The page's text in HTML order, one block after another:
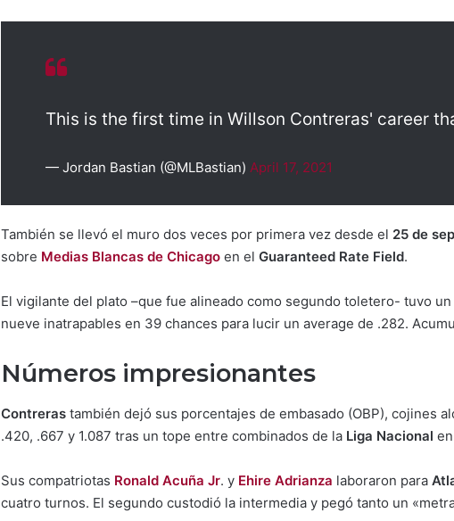
This is the first time in Willson Contreras' career
— Jordan Bastian (@MLBastian) April 17, 2021
También se llevó el muro dos veces por primera vez desde el 25 de
sobre Medias Blancas de Chicago en el Guaranteed Rate Field.
El vigilante del plato –que fue alineado como segundo toletero- tuvo
nueve inatrapables en 39 chances para lucir un average de .282.
Números impresionantes
Contreras también dejó sus porcentajes de embasado (OBP), cojines
.420, .667 y 1.087 tras un tope entre combinados de la Liga Nacional
Sus compatriotas Ronald Acuña Jr. y Ehire Adrianza laboraron para
cuatro turnos. El segundo custodió la intermedia y pegó tanto un